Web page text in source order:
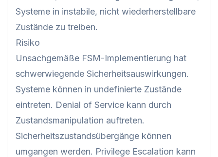
Systeme in instabile, nicht wiederherstellbare
Zustände zu treiben.
Risiko
Unsachgemäße FSM-Implementierung hat
schwerwiegende Sicherheitsauswirkungen.
Systeme können in undefinierte Zustände
eintreten. Denial of Service kann durch
Zustandsmanipulation auftreten.
Sicherheitszustandsübergänge können
umgangen werden. Privilege Escalation kann